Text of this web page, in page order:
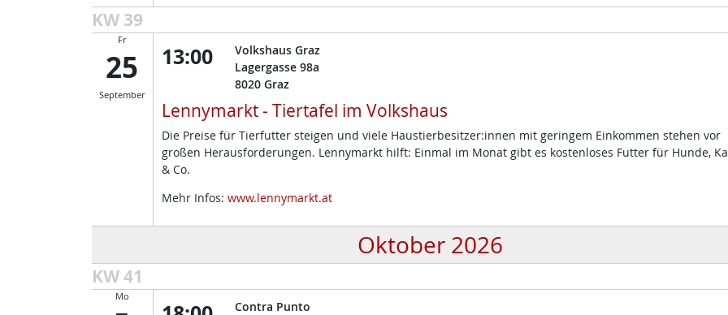
KW 39
Fr
25
September
13:00
Volkshaus Graz
Lagergasse 98a
8020 Graz
Lennymarkt - Tiertafel im Volkshaus
Die Preise für Tierfutter steigen und viele Haustierbesitzer:innen mit geringem Einkommen stehen vor
großen Herausforderungen. Lennymarkt hilft: Einmal im Monat gibt es kostenloses Futter für Hunde,
& Co.
Mehr Infos: www.lennymarkt.at
Oktober 2026
KW 41
Mo
Contra Punto